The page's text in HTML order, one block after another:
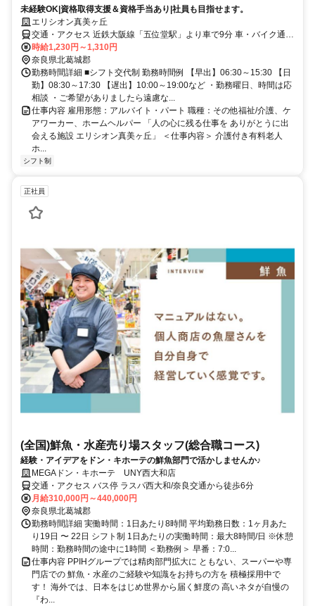
未経験OK|資格取得支援＆資格手当あり|社員も目指せます。
エリシオン真美ヶ丘
交通・アクセス 近鉄大阪線「五位堂駅」より車で9分 車・バイク通勤
可
時給1,230円～1,310円
奈良県北葛城郡
勤務時間詳細 ■シフト交代制 勤務時間例 【早出】06:30～15:30 【日
勤】08:30～17:30 【遅出】10:00～19:00など ・勤務曜日、時間は応
相談 ・ご希望がありましたら遠慮な...
仕事内容 雇用形態：アルバイト・パート 職種：その他福祉/介護、ケ
アワーカー、ホームヘルパー 「人の心に残る仕事を ありがとうに出
会える施設 エリシオン真美ヶ丘」 ＜仕事内容＞ 介護付き有料老人
ホ...
シフト制
正社員
(全国)鮮魚・水産売り場スタッフ(総合職コース)
経験・アイデアをドン・キホーテの鮮魚部門で活かしませんか♪
MEGAドン・キホーテ UNY西大和店
交通・アクセス バス停 ラスパ西大和/奈良交通から徒歩6分
月給310,000円～440,000円
奈良県北葛城郡
勤務時間詳細 実働時間：1日あたり8時間 平均勤務日数：1ヶ月あた
り19日 〜 22日 シフト制 1日あたりの実働時間：最大8時間/日 ※休憩
時間：勤務時間の途中に1時間 ＜勤務例＞ 早番：7:0...
仕事内容 PPIHグループでは精肉部門拡大に ともない、スーパーや専
門店での 鮮魚・水産のご経験や知識をお持ちの方を 積極採用中で
す！ 海外では、日本をはじめ世界から届く鮮度の 高いネタが自慢の
『わ...